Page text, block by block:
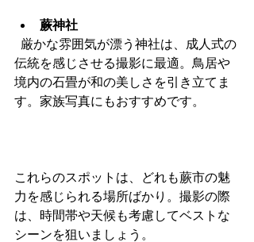
蕨神社
伝統を感じさせる撮影に最適。鳥居や
境内の石畳が和の美しさを引き立てま
す。家族写真にもおすすめです。
これらのスポットは、どれも蕨市の魅
力を感じられる場所ばかり。撮影の際
は、時間帯や天候も考慮してベストな
シーンを狙いましょう。